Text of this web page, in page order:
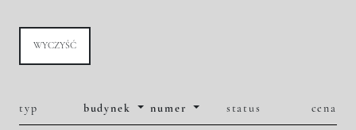
WYCZYŚĆ
typ budynek numer status cena